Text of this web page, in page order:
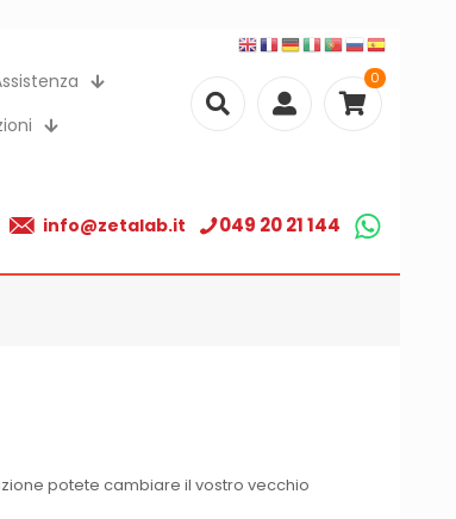
0
info@zetalab.it 049 20 21 144
potete cambiare il vostro vecchio